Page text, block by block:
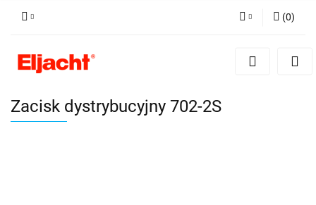
Zaloguj się
(0)
Zacisk dystrybucyjny 702-2S